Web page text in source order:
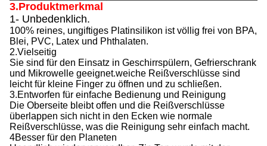
3.Produktmerkmal
1- Unbedenklich.
100% reines, ungiftiges Platinsilikon ist völlig frei von BPA,
Blei, PVC, Latex und Phthalaten.
2.Vielseitig
Sie sind für den Einsatz in Geschirrspülern, Gefrierschrank
und Mikrowelle geeignet.weiche Reißverschlüsse sind
leicht für kleine Finger zu öffnen und zu schließen.
3.Entworfen für einfache Bedienung und Reinigung
Die Oberseite bleibt offen und die Reißverschlüsse
überlappen sich nicht in den Ecken wie normale
Reißverschlüsse, was die Reinigung sehr einfach macht.
4Besser für den Planeten